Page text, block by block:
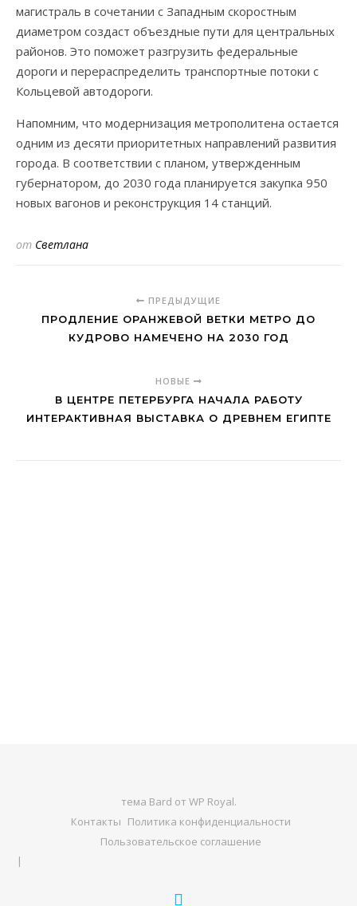
магистраль в сочетании с Западным скоростным
диаметром создаст объездные пути для центральных
районов. Это поможет разгрузить федеральные
дороги и перераспределить транспортные потоки с
Кольцевой автодороги.
Напомним, что модернизация метрополитена остается
одним из десяти приоритетных направлений развития
города. В соответствии с планом, утвержденным
губернатором, до 2030 года планируется закупка 950
новых вагонов и реконструкция 14 станций.
от Светлана
ПРЕДЫДУЩИЕ
ПРОДЛЕНИЕ ОРАНЖЕВОЙ ВЕТКИ МЕТРО ДО
КУДРОВО НАМЕЧЕНО НА 2030 ГОД
НОВЫЕ
В ЦЕНТРЕ ПЕТЕРБУРГА НАЧАЛА РАБОТУ
ИНТЕРАКТИВНАЯ ВЫСТАВКА О ДРЕВНЕМ ЕГИПТЕ
тема Bard от WP Royal.
Контакты Политика конфиденциальности
Пользовательское соглашение